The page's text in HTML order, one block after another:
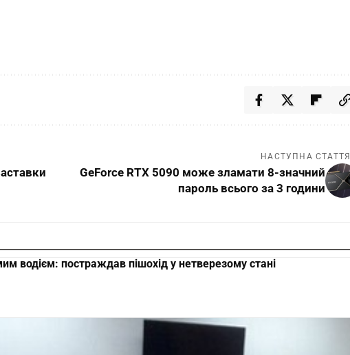
НАСТУПНА СТАТТЯ
GeForce RTX 5090 може зламати 8-значний
пароль всього за 3 години
водієм: постраждав пішохід у нетверезому стані